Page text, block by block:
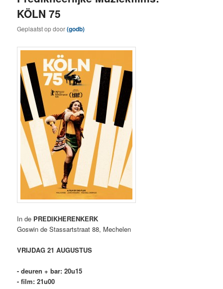
KÖLN 75
Geplaatst opdoor(godb)
In de PREDIKHERENKERK
Goswin de Stassartstraat 88, Mechelen
VRIJDAG 21 AUGUSTUS
- deuren + bar: 20u15
- film: 21u00